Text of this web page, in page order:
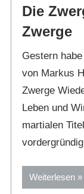
Die
Zwerge
Gestern
von Markus
Zwerge
Leben und
martialen
vordergründig
Weiterlesen